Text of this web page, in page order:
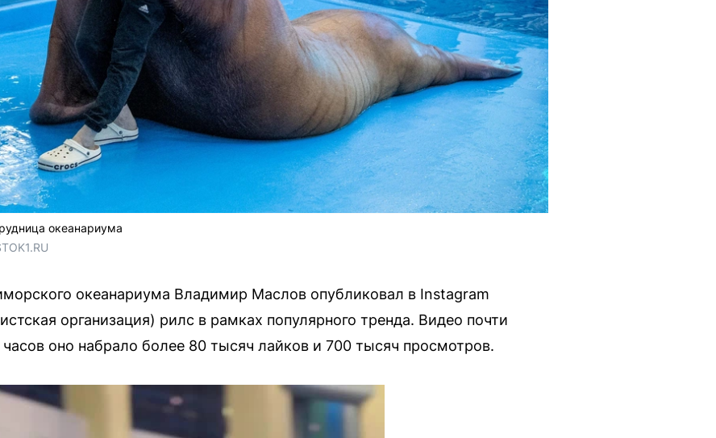
океанариума
океанариума Владимир Маслов опубликовал в Instagram
организация) рилс в рамках популярного тренда. Видео почти
часов оно набрало более 80 тысяч лайков и 700 тысяч просмотров.